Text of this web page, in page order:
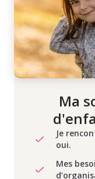
Ma
Je
oui.
Mes